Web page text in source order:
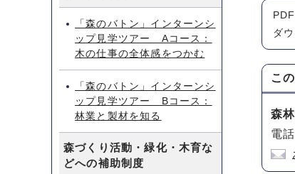
ダ
こ
森
電
「森のバトン」インターンシ
ップ見学ツアー Aコース：
木の仕事の全体感をつかむ
「森のバトン」インターンシ
ップ見学ツアー Bコース：
林業と製材を知る
森づくり活動・緑化・木育な
どへの補助制度